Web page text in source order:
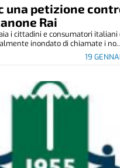
una petizione
Rai
19
i cittadini e consumatori italiani
inondato di chiamate i